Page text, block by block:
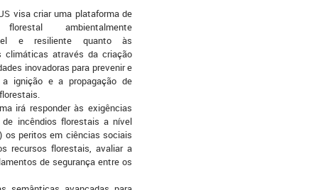
visa criar uma plataforma de
ambientalmente
e resiliente quanto às
climáticas através da criação
inovadoras para prevenir e
a ignição e a propagação de
irá responder às exigências
incêndios florestais a nível
os peritos em ciências sociais
recursos florestais, avaliar a
de segurança entre os